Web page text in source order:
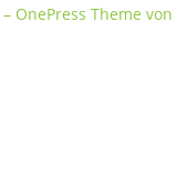
– OnePress Theme von